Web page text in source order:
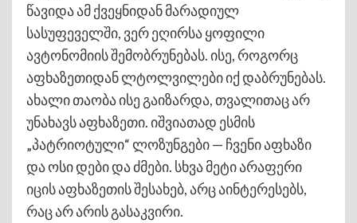
წავიდა ამ ქვეყნიდან მარადიულ
სასუფეველში, ვერ ეღირსა ყოფილი
ავტონომიის შემობრუნებას. ისე, როგორც
აფხაზეთიდან ლტოლვილები იქ დაბრუნებას.
ახალი თაობა ისე გაიზარდა, თვალითაც არ
უნახავს აფხაზეთი. იშვიათად ესმის
„პატრიოტული“ ლოზუნგები — ჩვენი აფხაზი
და ოსი დები და ძმები. სხვა მეტი არაფერი
იცის აფხაზეთის შესახებ, არც აინტერესებს,
რაც არ არის გასაკვირი.